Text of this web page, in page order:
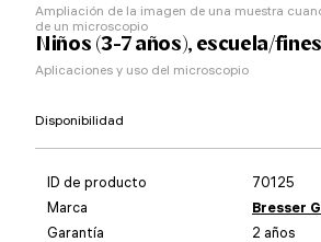
Ampliación de la imagen de una muestra
de un microscopio
Niños (3-7 años), escuela/
Aplicaciones y uso del microscopio
Disponibilidad
ID de producto
70125
Marca
Bresser
Garantía
2 años